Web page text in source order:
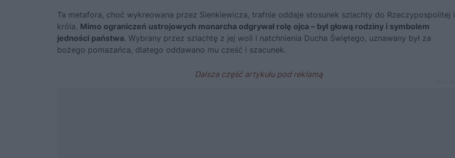
Ta metafora, choć wykreowana przez Sienkiewicza, trafnie oddaje stosunek szlachty do Rzeczypospolitej i
króla. Mimo ograniczeń ustrojowych monarcha odgrywał rolę ojca – był głową rodziny i symbolem
jedności państwa. Wybrany przez szlachtę z jej woli i natchnienia Ducha Świętego, uznawany był za
bożego pomazańca, dlatego oddawano mu cześć i szacunek.